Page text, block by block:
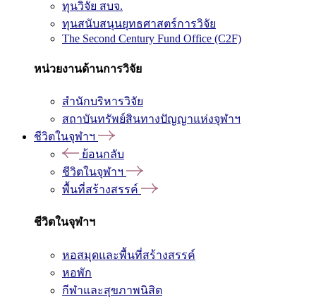
ทุนวิจัย สบจ.
ทุนสนับสนุนยุทธศาสตร์การวิจัย
The Second Century Fund Office (C2F)
หน่วยงานด้านการวิจัย
สำนักบริหารวิจัย
สถาบันทรัพย์สินทางปัญญาแห่งจุฬาฯ
ชีวิตในจุฬาฯ
ย้อนกลับ
ชีวิตในจุฬาฯ
พื้นที่สร้างสรรค์
ชีวิตในจุฬาฯ
หอสมุดและพื้นที่สร้างสรรค์
หอพัก
กีฬาและสุขภาพนิสิต